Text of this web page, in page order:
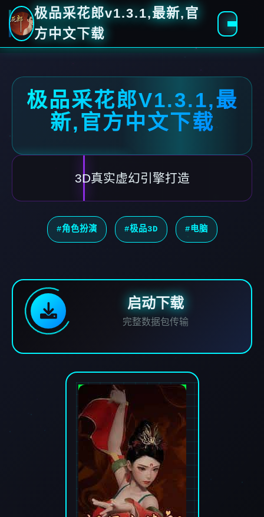
极品采花郎v1.3.1,最新,官
方中文下载
极品采花郎V1.3.1,最
新,官方中文下载
3D真实虚幻引擎打造
#角色扮演 #极品3D #电脑
启动下载
完整数据包传输